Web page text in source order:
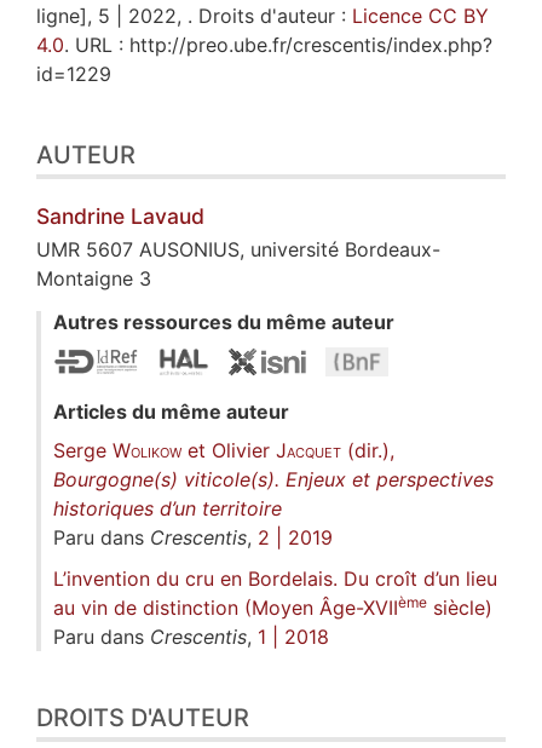
ligne], 5 | 2022, . Droits d'auteur : Licence CC BY
4.0. URL : http://preo.ube.fr/crescentis/index.php?
id=1229
AUTEUR
Sandrine Lavaud
UMR 5607 AUSONIUS, université Bordeaux-
Montaigne 3
Autres ressources du même auteur
Articles du même auteur
Serge Wolikow et Olivier Jacquet (dir.),
Bourgogne(s) viticole(s). Enjeux et perspectives
historiques d’un territoire
Paru dans Crescentis, 2 | 2019
L’invention du cru en Bordelais. Du croît d’un lieu
au vin de distinction (Moyen Âge-XVIIème siècle)
Paru dans Crescentis, 1 | 2018
DROITS D'AUTEUR